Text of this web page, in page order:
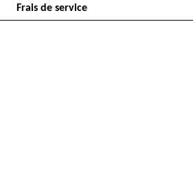
Frais de service